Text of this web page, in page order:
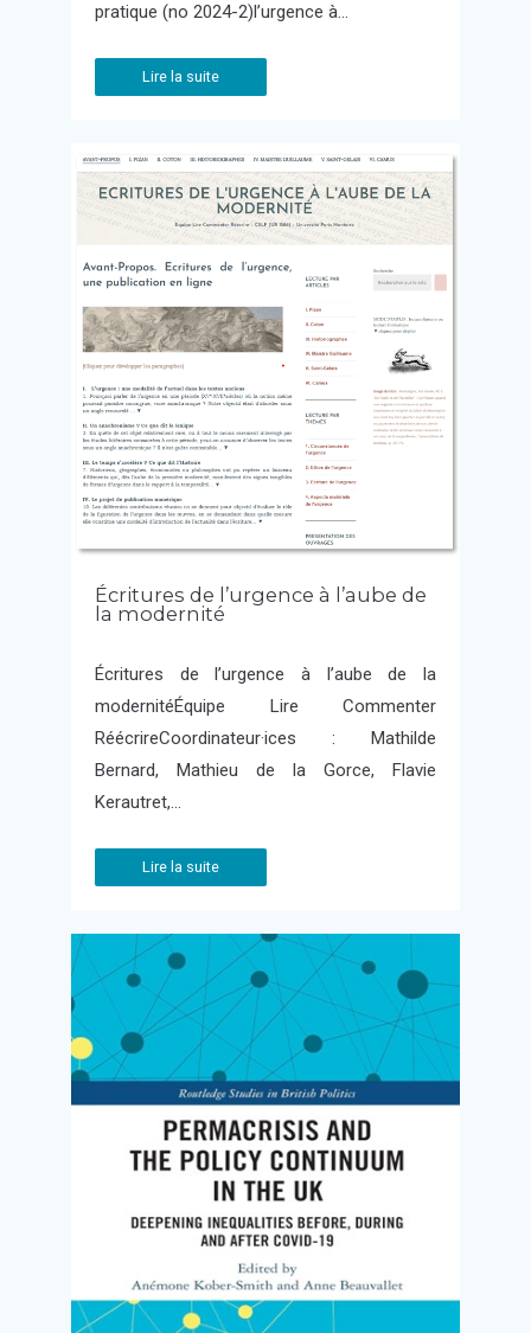
pratique (no 2024-2)l’urgence à…
Lire la suite
Écritures de l’urgence à l’aube de
la modernité
Écritures de l’urgence à l’aube de la
modernitéÉquipe Lire Commenter
RéécrireCoordinateur·ices : Mathilde
Bernard, Mathieu de la Gorce, Flavie
Kerautret,…
Lire la suite